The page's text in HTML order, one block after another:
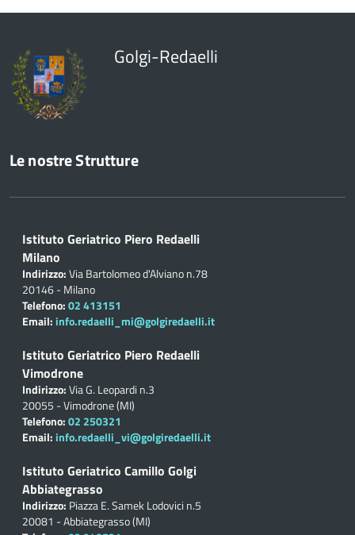
Golgi-Redaelli
Le nostre Strutture
Istituto Geriatrico Piero Redaelli
Milano
Indirizzo:Via Bartolomeo d'Alviano n.78
20146 - Milano
Telefono:02 413151
Email: info.redaelli_mi@golgiredaelli.it
Istituto Geriatrico Piero Redaelli
Vimodrone
Indirizzo:Via G. Leopardi n.3
20055 - Vimodrone (MI)
Telefono:02 250321
Email: info.redaelli_vi@golgiredaelli.it
Istituto Geriatrico Camillo Golgi
Abbiategrasso
Indirizzo: Piazza E. Samek Lodovici n.5
20081 - Abbiategrasso (MI)